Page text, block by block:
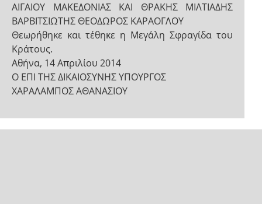
ΑΙΓΑΙΟΥ ΜΑΚΕΔΟΝΙΑΣ ΚΑΙ ΘΡΑΚΗΣ ΜΙΛΤΙΑΔΗΣ
ΒΑΡΒΙΤΣΙΩΤΗΣ ΘΕΟΔΩΡΟΣ ΚΑΡΑΟΓΛΟΥ
Θεωρήθηκε και τέθηκε η Μεγάλη Σφραγίδα του
Κράτους.
Αθήνα, 14 Απριλίου 2014
Ο ΕΠΙ ΤΗΣ ΔΙΚΑΙΟΣΥΝΗΣ ΥΠΟΥΡΓΟΣ
ΧΑΡΑΛΑΜΠΟΣ ΑΘΑΝΑΣΙΟΥ